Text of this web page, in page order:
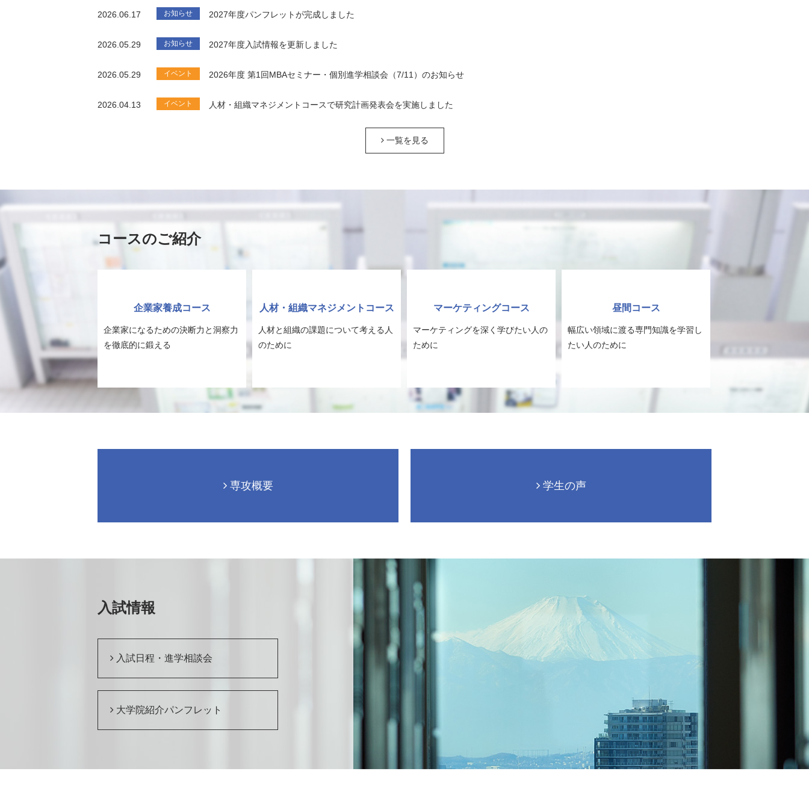
2026.06.17 お知らせ 2027年度パンフレットが完成しました
2026.05.29 お知らせ 2027年度入試情報を更新しました
2026.05.29 イベント 2026年度 第1回MBAセミナー・個別進学相談会（7/11）のお知らせ
2026.04.13 イベント 人材・組織マネジメントコースで研究計画発表会を実施しました
一覧を見る
コースのご紹介
企業家養成コース
企業家になるための決断力と洞察力
を徹底的に鍛える
人材・組織マネジメントコース
人材と組織の課題について考える人
のために
マーケティングコース
マーケティングを深く学びたい人の
ために
昼間コース
幅広い領域に渡る専門知識を学習し
たい人のために
専攻概要 学生の声
入試情報
入試日程・進学相談会
大学院紹介パンフレット